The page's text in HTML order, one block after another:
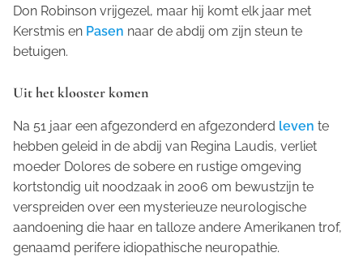
Don Robinson vrijgezel, maar hij komt elk jaar met
Kerstmis en Pasen naar de abdij om zijn steun te
betuigen.
Uit het klooster komen
Na 51 jaar een afgezonderd en afgezonderd leven te
hebben geleid in de abdij van Regina Laudis, verliet
moeder Dolores de sobere en rustige omgeving
kortstondig uit noodzaak in 2006 om bewustzijn te
verspreiden over een mysterieuze neurologische
aandoening die haar en talloze andere Amerikanen trof,
genaamd perifere idiopathische neuropathie.